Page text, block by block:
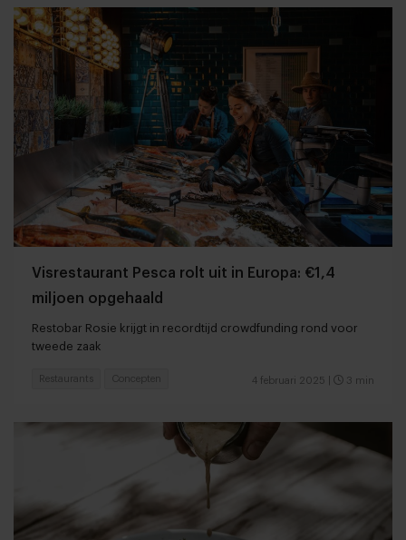
Visrestaurant Pesca rolt uit in Europa: €1,4
miljoen opgehaald
Restobar Rosie krijgt in recordtijd crowdfunding rond voor
tweede zaak
4 februari 2025 3 min
Restaurants Concepten